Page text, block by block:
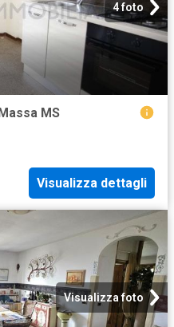
4 foto
MS
Visualizza dettagli
Visualizza foto